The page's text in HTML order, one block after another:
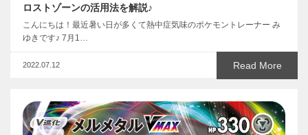
ロストゾーンの活用法を解説♪
こんにちは！最近暑い日が多くて熱中症気味のポケモントレーナー み
ゆきです♪ 7月1…
Read More
2022.07.12